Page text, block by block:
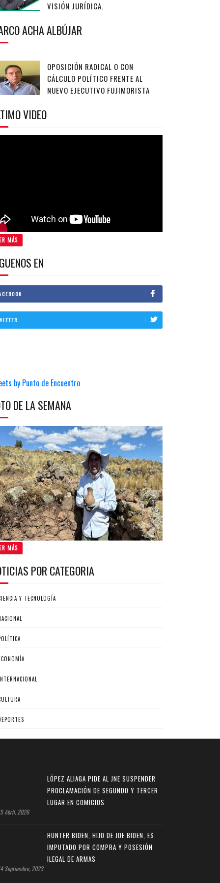
VISIÓN JURÍDICA.
ACHA ALBÚJAR
OPOSICIÓN RADICAL O CON
CÁLCULO POLÍTICO FRENTE AL
NUEVO EJECUTIVO FUJIMORISTA
VIDEO
MÁS
EN
by Punto de Encuentro
DE LA SEMANA
MÁS
POR CATEGORIA
Y TECNOLOGÍA
LÓPEZ ALIAGA PIDE AL JNE SUSPENDER
PROCLAMACIÓN DE SEGUNDO Y TERCER
LUGAR EN COMICIOS
Abril, 2026
HUNTER BIDEN, HIJO DE JOE BIDEN, ES
IMPUTADO POR COMPRA Y POSESIÓN
ILEGAL DE ARMAS
Septiembre, 2023